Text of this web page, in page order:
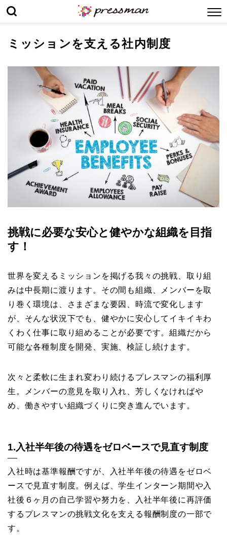
ミッションを支える社内制度
挑戦に必要な安心と健やかな組織を目指
す！
世界を変えるミッションを掲げる我々の挑戦、取り組
みは中長期に渡ります。その間も組織、メンバーを取
り巻く環境は、さまざまな要因、時流で変化します
が、そんな状況下でも、健やかに安心してイキイキわ
くわく仕事に取り組めることが必要です。組織だから
可能な各種制度を開発、実施、検証し続けます。
次々と柔軟に生まれ変わり続けるプレスマンの福利厚
生。メンバーの意見を取り入れ、芳しくなければや
め、働きやすい組織づくりに突き進んでいます。
1.入社半年後の待遇をゼロベースで見直す制度
入社時は基準報酬ですが、入社半年後の待遇をゼロベ
ースで見直す制度。例えば、学生インターン期間や入
社後６ヶ月の自己学習や努力を、入社半年後に再評価
するプレスマンの挑戦文化を支える報酬制度の一部で
す。